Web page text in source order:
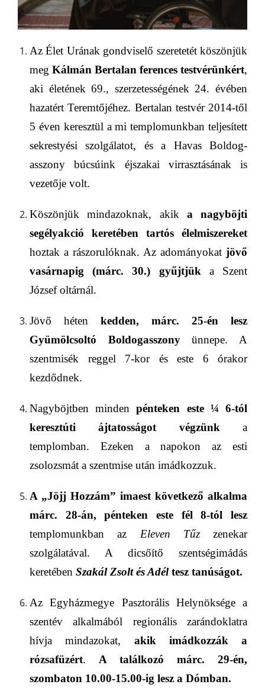
Az Élet Urának gondviselő szeretetét köszönjük
meg Kálmán Bertalan ferences testvérünkért,
aki életének69., szerzetességének 24. évében
hazatért Teremtőjéhez. Bertalan testvér 2014-től
5 éven keresztül a mi templomunkban teljesített
sekrestyési szolgálatot, és a Havas Boldog­
asszony búcsúink éjszakai virrasztásának is
vezetője volt.
Köszönjük mindazoknak, akik a nagyböjti
segélyakció keretében tartós élelmiszereket
hoztak a rászorulóknak. Az adományokat jövő
vasárnapig (márc. 30.) gyűjtjük a Szent
Józsefoltárnál.
Jövő héten kedden, márc. 25-én lesz
Gyümölcsoltó Boldogasszonyünnepe. A
szentmisék reggel 7-kor és este 6 órakor
kezdődnek.
Nagyböjtben mindenpénteken este ¼ 6-tól
keresztúti ájtatosságot végzünk a
templomban. Ezeken a napokon az esti
zsolozsmát a szentmise után imádkozzuk.
A „Jöjj Hozzám” imaest következő alkalma
márc. 28-án, pénteken este fél 8-tól lesz
templomunkban az Eleven Tűzzenekar
szolgálatával. A dicsőítő szentségimádás
keretében Szakál Zsolt és Adél tesz tanúságot.
AzEgyházmegye Pasztorális Helynöksége a
szentév alkalmából regionális zarándoklatra
hívja mindazokat, akik imádkozzák a
rózsafüzért. A találkozó márc. 29-én,
szombaton 10.00-15.00-ig lesz a Dómban.